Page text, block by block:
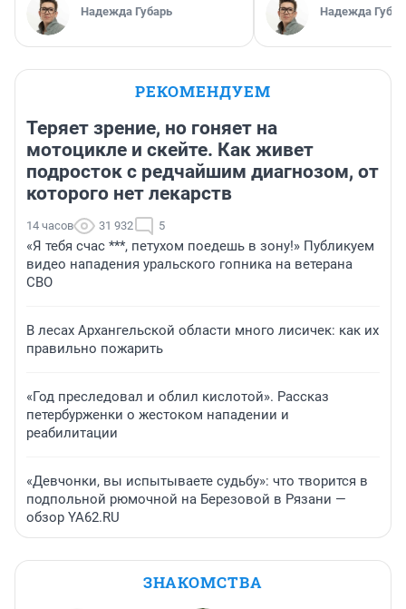
Надежда Губарь Надежда
РЕКОМЕНДУЕМ
Теряет зрение, но гоняет на
мотоцикле и скейте. Как живет
подросток с редчайшим диагнозом, от
которого нет лекарств
14 часов 31 932 5
«Я тебя счас ***, петухом поедешь в зону!» Публикуем
видео нападения уральского гопника на ветерана
СВО
В лесах Архангельской области много лисичек: как их
правильно пожарить
«Год преследовал и облил кислотой». Рассказ
петербурженки о жестоком нападении и
реабилитации
«Девчонки, вы испытываете судьбу»: что творится в
подпольной рюмочной на Березовой в Рязани —
обзор YA62.RU
ЗНАКОМСТВА